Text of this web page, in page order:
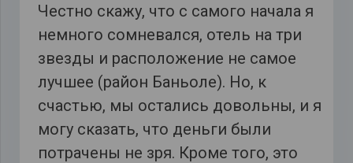
Честно скажу, что с самого начала я
немного сомневался, отель на три
звезды и расположение не самое
лучшее (район Баньоле). Но, к
счастью, мы остались довольны, и я
могу сказать, что деньги были
потрачены не зря. Кроме того, это